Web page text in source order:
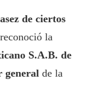
de ciertos
la
S.A.B. de
general de la